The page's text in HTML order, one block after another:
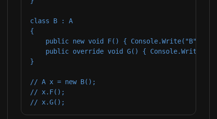
class B : A
{
    public new void F() { Console.Write("B"); }
public override void G() {
}
// A x = new B();
// x.F();
// x.G();